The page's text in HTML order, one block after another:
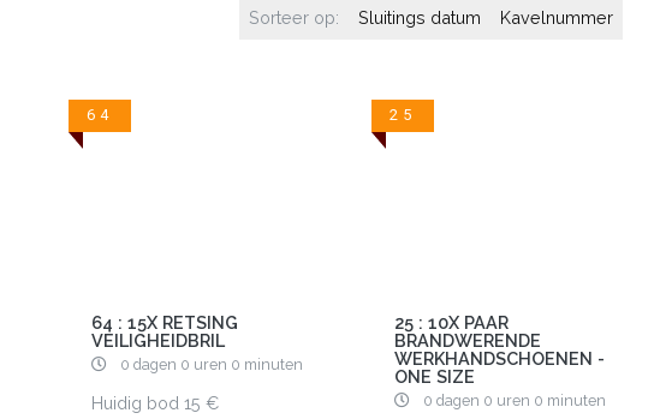
Sorteer op: Sluitings datum Kavelnummer
64
64 : 15X RETSING
VEILIGHEIDBRIL
0 dagen 0 uren 0 minuten
Huidig bod 15
25
25 : 10X PAAR
BRANDWERENDE
WERKHANDSCHOENEN -
ONE SIZE
0 dagen 0 uren 0 minuten